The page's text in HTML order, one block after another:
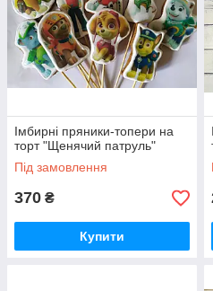
Імбирні пряники-топери на
торт "Щенячий патруль"
Під замовлення
370 ₴
Купити